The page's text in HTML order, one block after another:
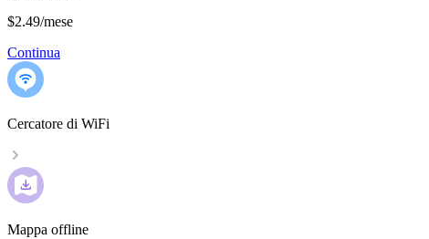
$2.49/mese
Continua
Cercatore di WiFi
Mappa offline